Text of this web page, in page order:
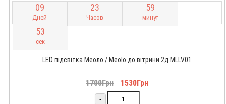
09
Дней
23
Часов
59
минут
52
сек
LED підсвітка Меоло / Meolo до вітрини 2д MLLV01
1700Грн 1530Грн
-